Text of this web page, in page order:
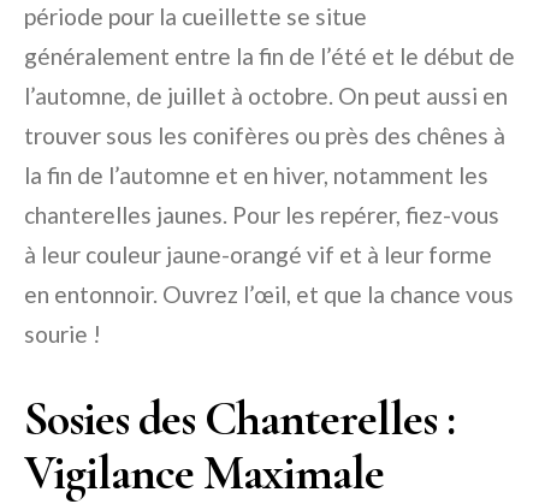
période pour la cueillette se situe
généralement entre la fin de l’été et le début de
l’automne, de juillet à octobre. On peut aussi en
trouver sous les conifères ou près des chênes à
la fin de l’automne et en hiver, notamment les
chanterelles jaunes. Pour les repérer, fiez-vous
à leur couleur jaune-orangé vif et à leur forme
en entonnoir. Ouvrez l’œil, et que la chance vous
sourie !
Sosies des Chanterelles :
Vigilance Maximale